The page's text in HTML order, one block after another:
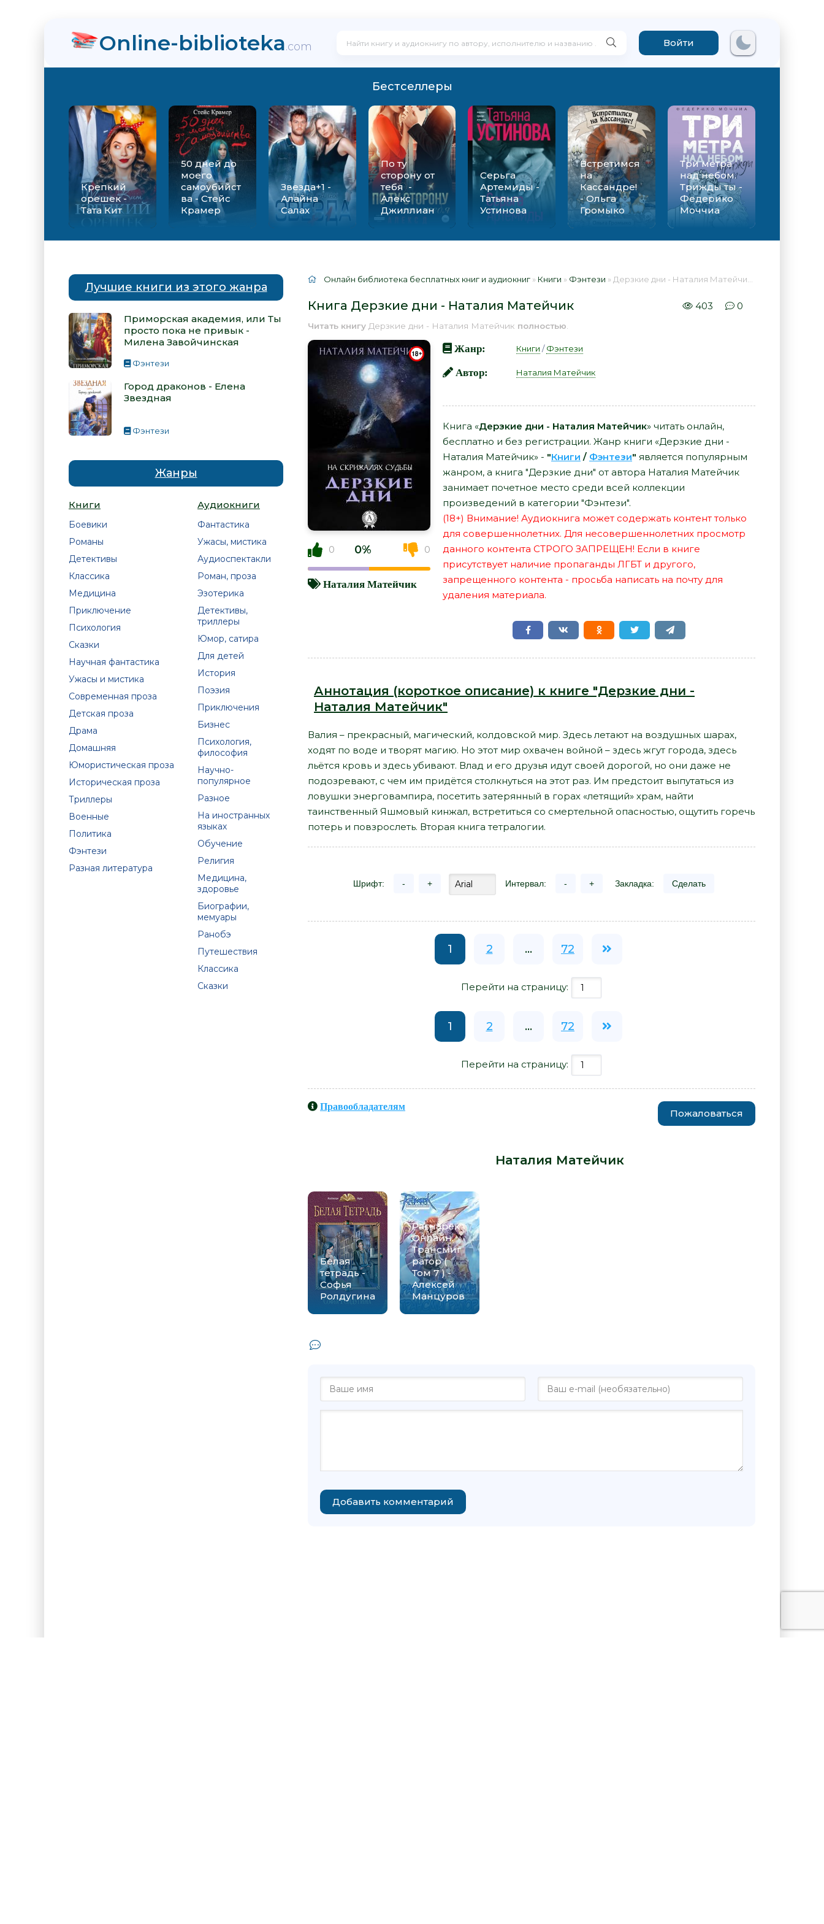
Online-biblioteka.com Войти
Бестселлеры
Крепкий
орешек -
Тата Кит
50 дней до
моего
самоубийст
ва - Стейс
Крамер
Звезда+1 -
Алайна
Салах
По ту
сторону от
тебя -
Алекс
Джиллиан
Серьга
Артемиды -
Татьяна
Устинова
Встретимся
на
Кассандре!
- Ольга
Громыко
Три метра
над небом.
Трижды ты -
Федерико
Моччиа
Лучшие книги из этого жанра
Приморская академия, или Ты
просто пока не привык -
Милена Завойчинская
Фэнтези
Город драконов - Елена
Звездная
Фэнтези
Жанры
Книги
Боевики
Романы
Детективы
Классика
Медицина
Приключение
Психология
Сказки
Научная фантастика
Ужасы и мистика
Современная проза
Детская проза
Драма
Домашняя
Юмористическая проза
Историческая проза
Триллеры
Военные
Политика
Фэнтези
Разная литература
Аудиокниги
Фантастика
Ужасы, мистика
Аудиоспектакли
Роман, проза
Эзотерика
Детективы,
триллеры
Юмор, сатира
Для детей
История
Поэзия
Приключения
Бизнес
Психология,
философия
Научно-
популярное
Разное
На иностранных
языках
Обучение
Религия
Медицина,
здоровье
Биографии,
мемуары
Ранобэ
Путешествия
Классика
Сказки
Онлайн библиотека бесплатных книг и аудиокниг » Книги » Фэнтези » Дерзкие дни - Наталия Матейчик 📕 - Книга онлайн бесплатно
Книга Дерзкие дни - Наталия Матейчик 403 0
Читать книгу Дерзкие дни - Наталия Матейчик полностью
0 0% 0
Наталия Матейчик
Жанр: Книги /Фэнтези
Автор: Наталия Матейчик
Книга «Дерзкие дни - Наталия Матейчик» читать онлайн,
бесплатно и без регистрации. Жанр книги «Дерзкие дни -
Наталия Матейчик» - "Книги / Фэнтези" является популярным
жанром, а книга "Дерзкие дни" от автора Наталия Матейчик
занимает почетное место среди всей коллекции
произведений в категории "Фэнтези".
(18+) Внимание! Аудиокнига может содержать контент только
для совершеннолетних. Для несовершеннолетних просмотр
данного контента СТРОГО ЗАПРЕЩЕН! Если в книге
присутствует наличие пропаганды ЛГБТ и другого,
запрещенного контента - просьба написать на почту для
удаления материала.
Аннотация (короткое описание) к книге "Дерзкие дни -
Наталия Матейчик"
Валия – прекрасный, магический, колдовской мир. Здесь летают на воздушных шарах,
ходят по воде и творят магию. Но этот мир охвачен войной – здесь жгут города, здесь
льётся кровь и здесь убивают. Влад и его друзья идут своей дорогой, но они даже не
подозревают, с чем им придётся столкнуться на этот раз. Им предстоит выпутаться из
ловушки энерговампира, посетить затерянный в горах «летящий» храм, найти
таинственный Яшмовый кинжал, встретиться со смертельной опасностью, ощутить горечь
потерь и повзрослеть. Вторая книга тетралогии.
Шрифт: - + Интервал: - + Закладка: Сделать
1 2 ... 72
Перейти на страницу:
1 2 ... 72
Перейти на страницу:
Правообладателям
Пожаловаться
Наталия Матейчик:
Белая
тетрадь -
Софья
Ролдугина
Рагнарёк
Онлайн.
Трансмиг
ратор (
Том 7 ) -
Алексей
Манцуров
Добавить комментарий